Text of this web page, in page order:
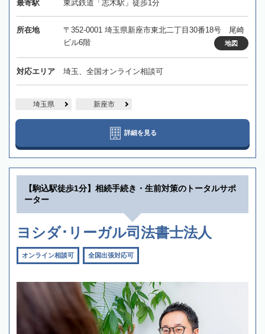
最寄駅 東武鉄道「志木駅」徒歩1分
所在地
〒352-0001 埼玉県新座市東北二丁目30番18号 尾崎
ビル6階
地図
対応エリア 埼玉、全国オンライン相談可
埼玉県 新座市
詳細を見る
【駒込駅徒歩1分】相続手続き・生前対策のトータルサポ
ーター
ヨシダ･リーガル司法書士法人
オンライン相談可 全国出張対応可